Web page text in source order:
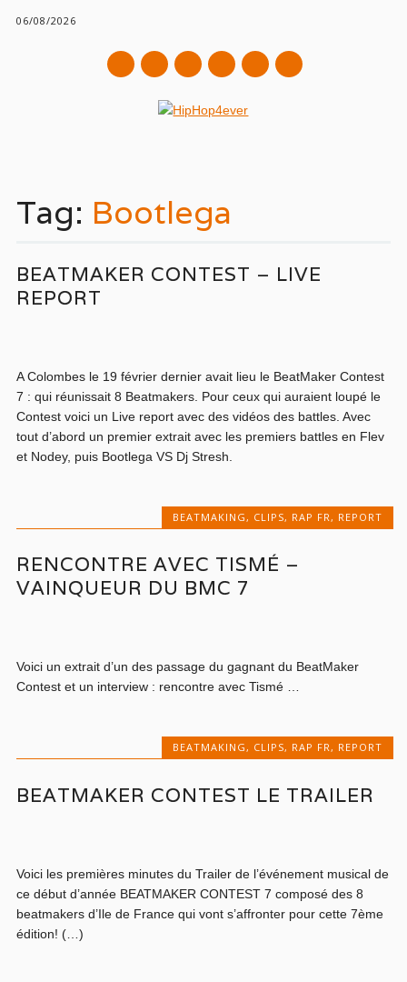
06/08/2026
mail
content
Tag: Bootlega
BEATMAKER CONTEST – LIVE
REPORT
A Colombes le 19 février dernier avait lieu le BeatMaker Contest
7 : qui réunissait 8 Beatmakers. Pour ceux qui auraient loupé le
Contest voici un Live report avec des vidéos des battles. Avec
tout d’abord un premier extrait avec les premiers battles en Flev
et Nodey, puis Bootlega VS Dj Stresh.
BEATMAKING, CLIPS, RAP FR, REPORT
RENCONTRE AVEC TISMÉ –
VAINQUEUR DU BMC 7
Voici un extrait d’un des passage du gagnant du BeatMaker
Contest et un interview : rencontre avec Tismé …
BEATMAKING, CLIPS, RAP FR, REPORT
BEATMAKER CONTEST LE TRAILER
Voici les premières minutes du Trailer de l’événement musical de
ce début d’année BEATMAKER CONTEST 7 composé des 8
beatmakers d’Ile de France qui vont s’affronter pour cette 7ème
édition! (…)